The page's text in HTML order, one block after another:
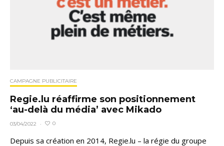
CAMPAGNE PUBLICITAIRE
Regie.lu réaffirme son positionnement
‘au-delà du média’ avec Mikado
03/04/2022 · 0
Depuis sa création en 2014, Regie.lu – la régie du groupe